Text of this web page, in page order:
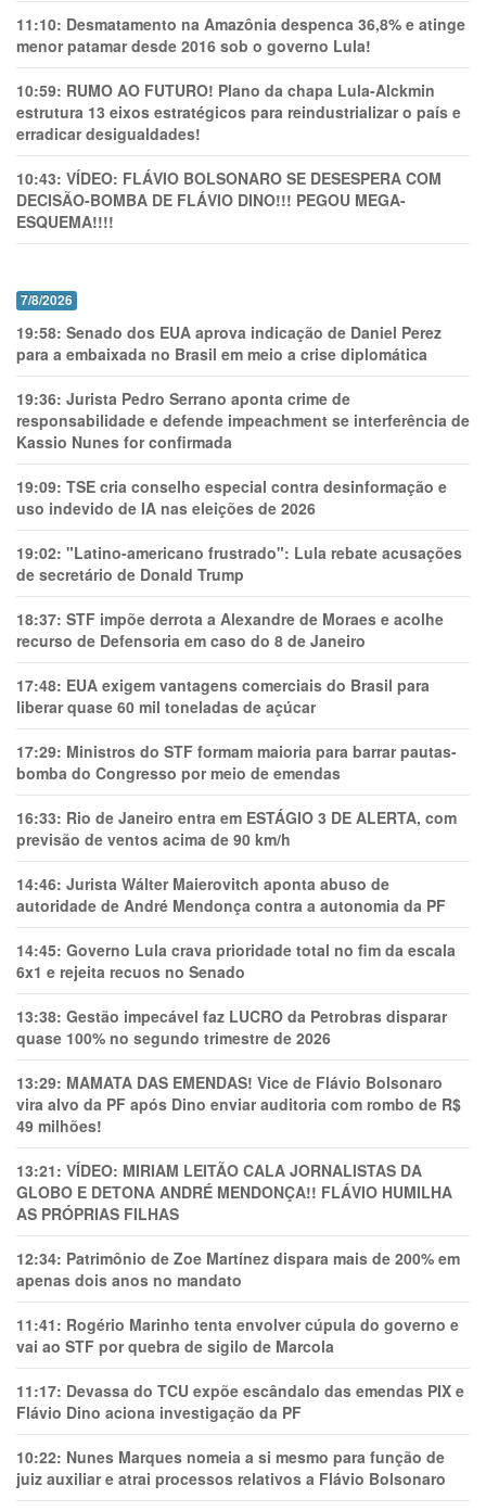
11:10: Desmatamento na Amazônia despenca 36,8% e atinge
menor patamar desde 2016 sob o governo Lula!
10:59: RUMO AO FUTURO! Plano da chapa Lula-Alckmin
estrutura 13 eixos estratégicos para reindustrializar o país e
erradicar desigualdades!
10:43: VÍDEO: FLÁVIO BOLSONARO SE DESESPERA COM
DECISÃO-BOMBA DE FLÁVIO DINO!!! PEGOU MEGA-
ESQUEMA!!!!
7/8/2026
19:58: Senado dos EUA aprova indicação de Daniel Perez
para a embaixada no Brasil em meio a crise diplomática
19:36: Jurista Pedro Serrano aponta crime de
responsabilidade e defende impeachment se interferência de
Kassio Nunes for confirmada
19:09: TSE cria conselho especial contra desinformação e
uso indevido de IA nas eleições de 2026
19:02: "Latino-americano frustrado": Lula rebate acusações
de secretário de Donald Trump
18:37: STF impõe derrota a Alexandre de Moraes e acolhe
recurso de Defensoria em caso do 8 de Janeiro
17:48: EUA exigem vantagens comerciais do Brasil para
liberar quase 60 mil toneladas de açúcar
17:29: Ministros do STF formam maioria para barrar pautas-
bomba do Congresso por meio de emendas
16:33: Rio de Janeiro entra em ESTÁGIO 3 DE ALERTA, com
previsão de ventos acima de 90 km/h
14:46: Jurista Wálter Maierovitch aponta abuso de
autoridade de André Mendonça contra a autonomia da PF
14:45: Governo Lula crava prioridade total no fim da escala
6x1 e rejeita recuos no Senado
13:38: Gestão impecável faz LUCRO da Petrobras disparar
quase 100% no segundo trimestre de 2026
13:29: MAMATA DAS EMENDAS! Vice de Flávio Bolsonaro
vira alvo da PF após Dino enviar auditoria com rombo de R$
49 milhões!
13:21: VÍDEO: MIRIAM LEITÃO CALA JORNALISTAS DA
GLOBO E DETONA ANDRÉ MENDONÇA!! FLÁVIO HUMILHA
AS PRÓPRIAS FILHAS
12:34: Patrimônio de Zoe Martínez dispara mais de 200% em
apenas dois anos no mandato
11:41: Rogério Marinho tenta envolver cúpula do governo e
vai ao STF por quebra de sigilo de Marcola
11:17: Devassa do TCU expõe escândalo das emendas PIX e
Flávio Dino aciona investigação da PF
10:22: Nunes Marques nomeia a si mesmo para função de
juiz auxiliar e atrai processos relativos a Flávio Bolsonaro